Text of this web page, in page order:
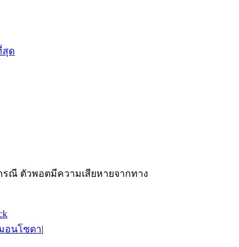
ณี ตัวพอตมีความเสียหายจากทาง
อนโซดา|